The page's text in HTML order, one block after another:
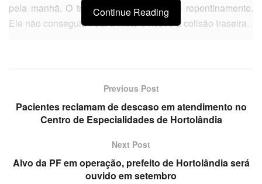
pela manhã. O trânsito teria ficado lento repentinamente.
Ele não conseguiu frear a moto e houve a colisão traseira.
Continue Reading
Previous Post
Pacientes reclamam de descaso em atendimento no
Centro de Especialidades de Hortolândia
Next Post
Alvo da PF em operação, prefeito de Hortolândia será
ouvido em setembro